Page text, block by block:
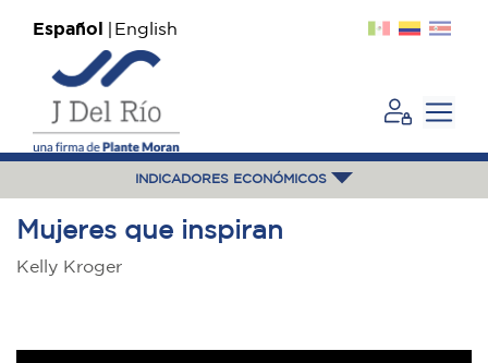
Español English
INDICADORES ECONÓMICOS
Mujeres que inspiran
Kelly Kroger